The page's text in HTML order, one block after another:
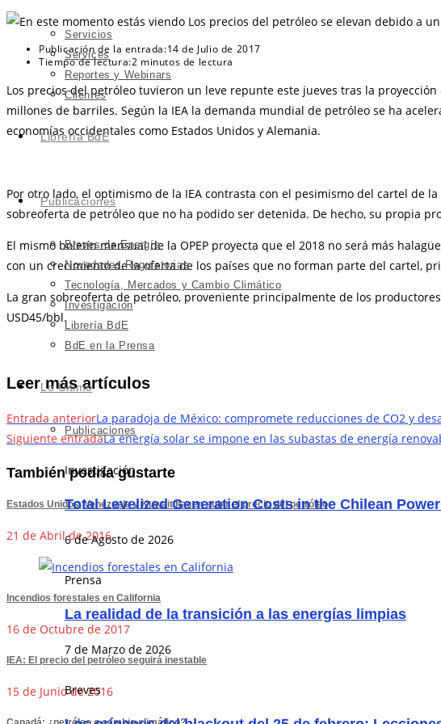
Servicios
Services
Reportes y Webinars
Clientes
Librería BdE
Publicaciones
Breves de Energía
Novedades Regulatorias
Tecnología, Mercados y Cambio Climático
Investigación
Librería BdE
BdE en la Prensa
Lo Último
Publicaciones
Investigación
Total Levelized Generation Costs in the Chilean
6 de Agosto de 2026
Prensa
La realidad de la transición a las energías limpias
7 de Marzo de 2026
Breves
Publicación de la entrada:14 de Julio de 2017
Tiempo de lectura:2 minutos de lectura
Los precios del petróleo tuvieron un leve repunte este jueves tras la proyección
millones de barriles. Según la IEA la demanda mundial de petróleo se ha
economías occidentales como Estados Unidos y Alemania.
Por otro lado, el optimismo de la IEA contrasta con el pesimismo del cartel de la
sobreoferta de petróleo que no ha podido ser detenida. De hecho, su propia
El mismo boletín mensual de la OPEP proyecta que el 2018 no será más
con un crecimiento de la oferta de los países que no forman parte del cartel,
La gran sobreoferta de petróleo, proveniente principalmente de los
USD45/bbl.
Leer más artículos
Entrada anteriorLa paradoja de México: compromete reducciones de CO2 y
Siguiente entradaLa energía solar se impone en las subastas de energía
También podría gustarte
Estados Unidos, Venezuela y Kuwait hacen subir el precio del petróleo
21 de Abril de 2016
Incendios forestales en California
16 de Octubre de 2017
IEA: El precio del petróleo seguirá inestable
15 de Junio de 2016